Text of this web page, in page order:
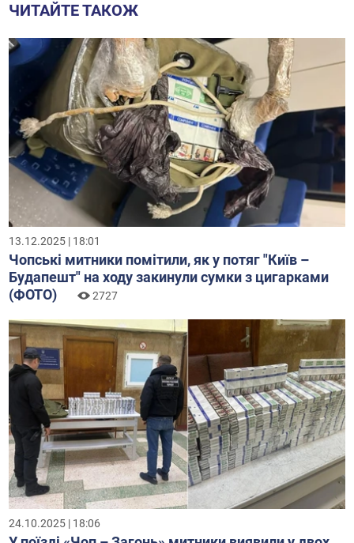
ЧИТАЙТЕ ТАКОЖ
13.12.2025 | 18:01
Чопські митники помітили, як у потяг "Київ –
Будапешт" на ходу закинули сумки з цигарками
(ФОТО)
2727
24.10.2025 | 18:06